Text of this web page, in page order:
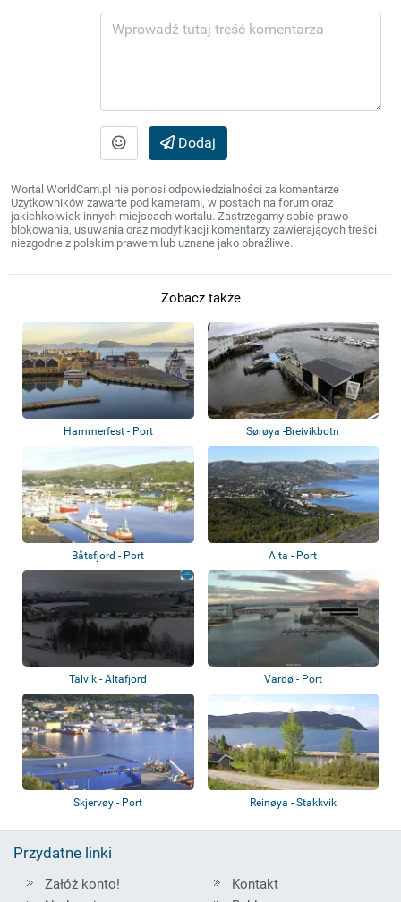
Dodaj
Wortal WorldCam.pl nie ponosi odpowiedzialności za komentarze
Użytkowników zawarte pod kamerami, w postach na forum oraz
jakichkolwiek innych miejscach wortalu. Zastrzegamy sobie prawo
blokowania, usuwania oraz modyfikacji komentarzy zawierających treści
niezgodne z polskim prawem lub uznane jako obraźliwe.
Zobacz także
Hammerfest - Port Sørøya -Breivikbotn
Båtsfjord - Port Alta - Port
Talvik - Altafjord Vardø - Port
Skjervøy - Port Reinøya - Stakkvik
Przydatne linki
Załóż konto!
Kontakt